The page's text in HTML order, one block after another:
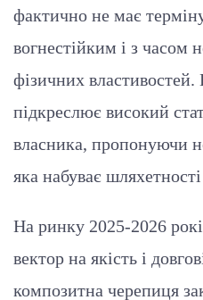
фактично не має
вогнестійким і з часом
фізичних
підкреслює високий
власника, пропонуючи
яка набуває
На ринку 2025-2026
вектор на якість і
композитна черепиця